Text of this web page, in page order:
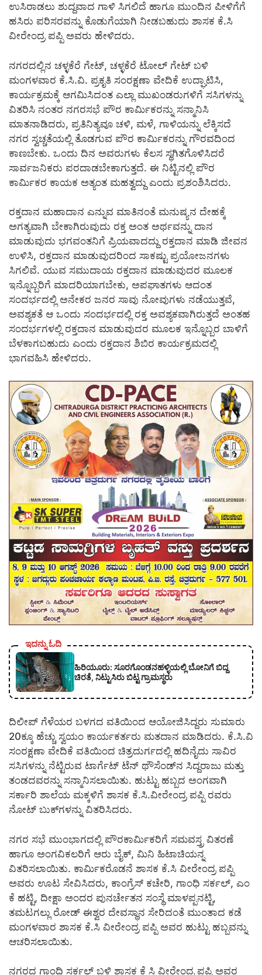
ಉಸಿರಾಡಲು ಶುದ್ದವಾದ ಗಾಳಿ ಸಿಗಲಿದೆ ಹಾಗೂ ಮುಂದಿನ ಪೀಳಿಗೆಗೆ
ಹಸಿರು ಪರಿಸರವನ್ನು ಕೊಡುಗೆಯಾಗಿ ನೀಡಬಹುದು ಶಾಸಕ ಕೆ.ಸಿ
ವೀರೇಂದ್ರ ಪಪ್ಪಿ ಅವರು ಹೇಳಿದರು.
ನಗರದಲ್ಲಿನ ಚಳ್ಳಕೆರೆ ಗೇಟ್, ಚಳ್ಳಕೆರೆ ಟೋಲ್‍ ಗೇಟ್ ಬಳಿ
ಮಂಗಳವಾರ ಕೆ.ಸಿ.ವಿ. ಪ್ರಕೃತಿ ಸಂರಕ್ಷಣಾ ವೇದಿಕೆ ಉದ್ಘಾಟಿಸಿ,
ಕಾರ್ಯಕ್ರಮಕ್ಕೆ ಆಗಮಿಸಿದಂತ ಎಲ್ಲಾ ಮುಖಂಡರುಗಳಿಗೆ ಸಸಿಗಳನ್ನು
ವಿತರಿಸಿ ನಂತರ ನಗರಸಭೆ ಪೌರ ಕಾರ್ಮಿಕರನ್ನು ಸನ್ಮಾನಿಸಿ
ಮಾತನಾಡಿದರು, ಪ್ರತಿನಿತ್ಯವೂ ಚಳಿ, ಮಳೆ, ಗಾಳಿಯನ್ನು ಲೆಕ್ಕಿಸದೆ
ನಗರ ಸ್ವಚ್ಚತೆಯಲ್ಲಿ ತೊಡಗುವ ಪೌರ ಕಾರ್ಮಿಕರನ್ನು ಗೌರವದಿಂದ
ಕಾಣಬೇಕು. ಒಂದು ದಿನ ಅವರುಗಳು ಕೆಲಸ ಸ್ಥಗಿತಗೊಳಿಸಿದರೆ
ಸಾರ್ವಜನಿಕರು ಪರದಾಡಬೇಕಾಗುತ್ತದೆ. ಈ ನಿಟ್ಟಿನಲ್ಲಿ ಪೌರ
ಕಾರ್ಮಿಕರ ಕಾಯಕ ಅತ್ಯಂತ ಮಹತ್ವದ್ದು ಎಂದು ಪ್ರಶಂಶಿಸಿದರು.
ರಕ್ತದಾನ ಮಹಾದಾನ ಎನ್ನುವ ಮಾತಿನಂತೆ ಮನುಷ್ಯನ ದೇಹಕ್ಕೆ
ಅಗತ್ಯವಾಗಿ ಬೇಕಾಗಿರುವುದು ರಕ್ತ ಅಂತ ಅರ್ಥವನ್ನು ದಾನ
ಮಾಡುವುದು ಭಗವಂತನಿಗೆ ಪ್ರಿಯವಾದದ್ದು ರಕ್ತದಾನ ಮಾಡಿ ಜೀವನ
ಉಳಿಸಿ, ರಕ್ತದಾನ ಮಾಡುವುದರಿಂದ ಸಾಕಷ್ಟು ಪ್ರಯೋಜನಗಳು
ಸಿಗಲಿವೆ. ಯುವ ಸಮುದಾಯ ರಕ್ತದಾನ ಮಾಡುವುದರ ಮೂಲಕ
ಇನ್ನೊಬ್ಬರಿಗೆ ಮಾದರಿಯಾಗಬೇಕು, ಅಪಘಾತಗಳು ಆದಂತ
ಸಂದರ್ಭದಲ್ಲಿ ಅನೇಕರ ಜನರ ಸಾವು ನೋವುಗಳು ನಡೆಯುತ್ತವೆ,
ಅವಶ್ಯಕತೆ ಆ ಒಂದು ಸಂದರ್ಭದಲ್ಲಿ ರಕ್ತ ಅವಶ್ಯಕವಾಗಿರುತ್ತದೆ ಅಂತಹ
ಸಂದರ್ಭಗಳಲ್ಲಿ ರಕ್ತದಾನ ಮಾಡುವುದರ ಮೂಲಕ ಇನ್ನೊಬ್ಬರ ಬಾಳಿಗೆ
ಬೆಳಕಾಗಬಹುದು ಎಂದು ರಕ್ತದಾನ ಶಿಬಿರ ಕಾರ್ಯಕ್ರಮದಲ್ಲಿ
ಭಾಗವಹಿಸಿ ಹೇಳಿದರು.
ಇದನ್ನು ಓದಿ
ಹಿರಿಯೂರು: ಸೂರಗೊಂಡನಹಳ್ಳಿಯಲ್ಲಿ ಬೋನಿಗೆ ಬಿದ್ದ
ಚಿರತೆ, ನಿಟ್ಟುಸಿರು ಬಿಟ್ಟ ಗ್ರಾಮಸ್ಥರು
ದಿಲೀಪ್ ಗೆಳೆಯರ ಬಳಗದ ವತಿಯಿಂದ ಆಯೋಜಿಸಿದ್ದರು ಸುಮಾರು
20ಕ್ಕೂ ಹೆಚ್ಚು ಸ್ವಯಂ ಕಾರ್ಯಕರ್ತರು ಮತದಾನ ಮಾಡಿದರು. ಕೆ.ಸಿ.ವಿ
ಸಂರಕ್ಷಣಾ ವೇದಿಕೆ ವತಿಯಿಂದ ಚಿತ್ರದುರ್ಗದಲ್ಲಿ ಹದಿನೈದು ಸಾವಿರ
ಸಸಿಗಳನ್ನು ನೆಟ್ಟಿರುವ ಟಾರ್ಗೆಟ್ ಟೆನ್ ಥೌಸೆಂಡ್‍ನ ಸಿದ್ದರಾಜು ಮತ್ತು
ತಂಡದವರನ್ನು ಸನ್ಮಾನಿಸಲಾಯಿತು. ಹುಟ್ಟು ಹಬ್ಬದ ಅಂಗವಾಗಿ
ಸರ್ಕಾರಿ ಶಾಲೆಯ ಮಕ್ಕಳಿಗೆ ಶಾಸಕ ಕೆ.ಸಿ.ವೀರೇಂದ್ರ ಪಪ್ಪಿ ರವರು
ನೋಟ್‍ ಬುಕ್‍ಗಳನ್ನು ವಿತರಿಸಿದರು.
ನಗರ ಸಭೆ ಮುಂಭಾಗದಲ್ಲಿ ಪೌರಕಾರ್ಮಿಕರಿಗೆ ಸಮವಸ್ತ್ರ ವಿತರಣೆ
ಹಾಗೂ ಅಂಗವಿಕಲರಿಗೆ ಆರು ಬೈಕ್, ಮಿನಿ ಹಿಟಾಚಿಯನ್ನ
ವಿತರಿಸಲಾಯಿತು. ಕಾರ್ಮಿಕರೊಡನೆ ಶಾಸಕ ಕೆ.ಸಿ ವೀರೇಂದ್ರ ಪಪ್ಪಿ
ಅವರು ಊಟ ಸೇವಿಸಿದರು, ಕಾಂಗ್ರೆಸ್ ಕಚೇರಿ, ಗಾಂಧಿ ಸರ್ಕಲ್, ಎಂ
ಕೆ ಹಟ್ಟಿ, ದೀಕ್ಷಾ ಅಂದರ ಪುನರ್ಚೇತನ ಸಂಸ್ಥೆ ಮಾಳಪ್ಪನಟ್ಟಿ,
ತಮಟಗಲ್ಲು ರೋಡ್ ಈಶ್ವರ ದೇವಸ್ಥಾನ ಸೇರಿದಂತೆ ಮುಂತಾದ ಕಡೆ
ಮಂಗಳವಾರ ಶಾಸಕ ಕೆ.ಸಿ ವೀರೇಂದ್ರ ಪಪ್ಪಿ ಅವರ ಹುಟ್ಟು ಹಬ್ಬವನ್ನು
ಆಚರಿಸಲಾಯಿತು.
ನಗರದ ಗಾಂಧಿ ಸರ್ಕಲ್ ಬಳಿ ಶಾಸಕ ಕೆ ಸಿ ವೀರೇಂದ್ರ ಪಪ್ಪಿ ಅವರ